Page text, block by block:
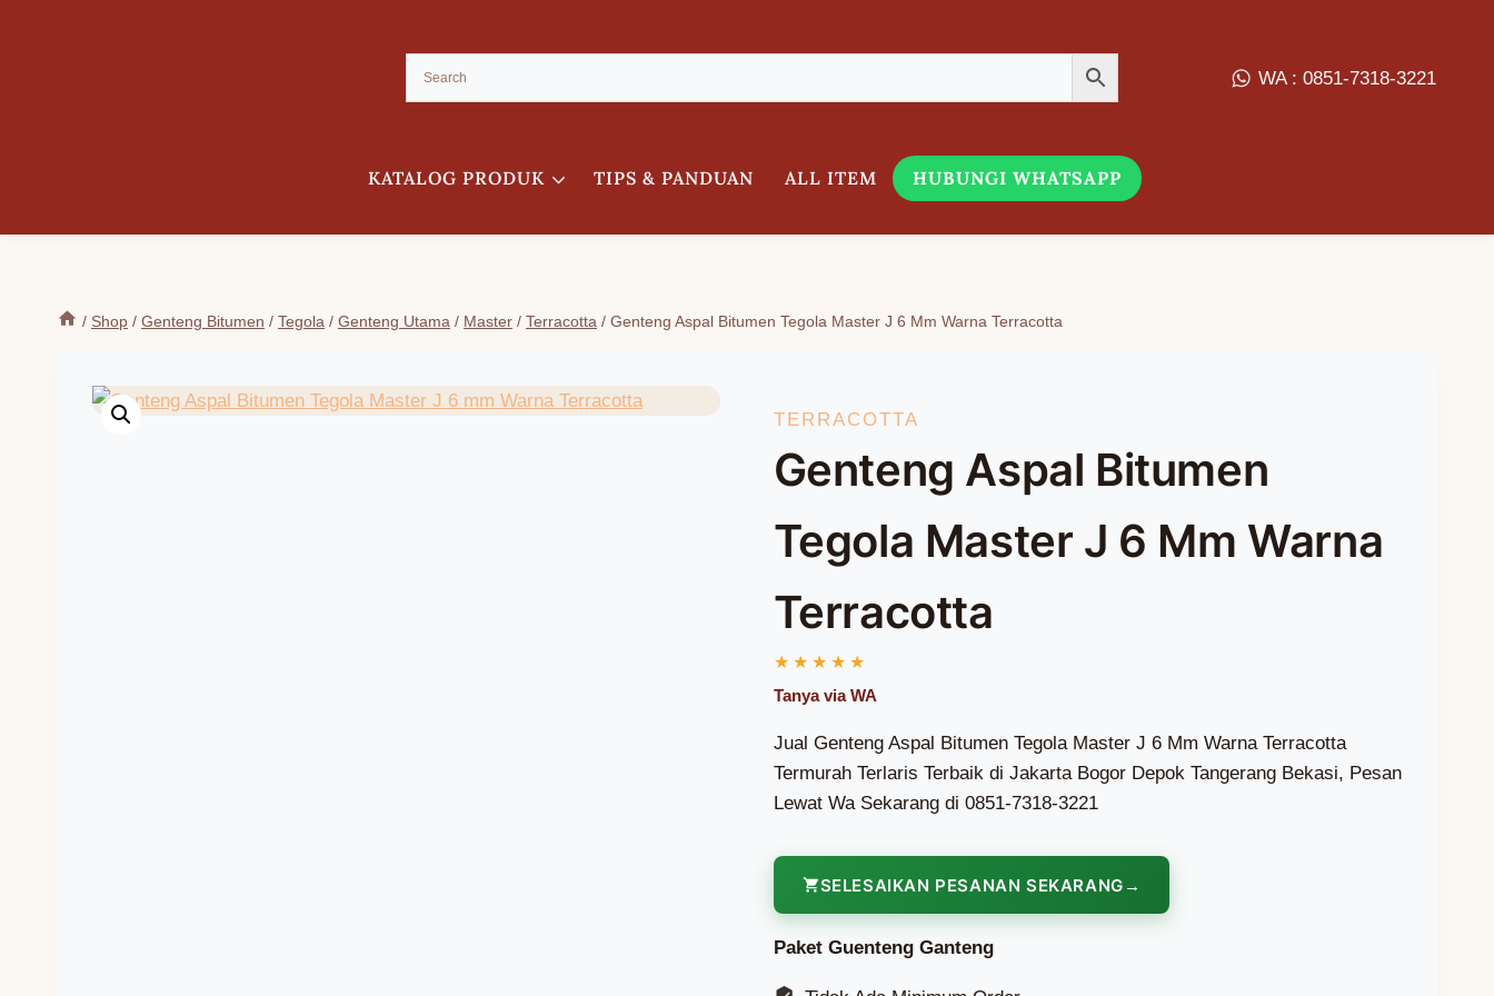
WA : 0851-7318-3221
KATALOG PRODUK TIPS & PANDUAN ALL ITEM HUBUNGI WHATSAPP
/ Shop / Genteng Bitumen / Tegola / Genteng Utama / Master / Terracotta / Genteng Aspal Bitumen Tegola Master J 6 Mm Warna Terracotta
TERRACOTTA
Genteng Aspal Bitumen
Tegola Master J 6 Mm Warna
Terracotta
Jual Genteng Aspal Bitumen Tegola Master J 6 Mm Warna Terracotta
Termurah Terlaris Terbaik di Jakarta Bogor Depok Tangerang Bekasi, Pesan
Lewat Wa Sekarang di 0851-7318-3221
SELESAIKAN PESANAN SEKARANG
Paket Guenteng Ganteng